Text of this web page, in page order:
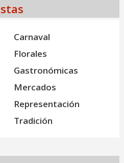
Carnaval
Florales
Gastronómicas
Mercados
Representación
Tradición